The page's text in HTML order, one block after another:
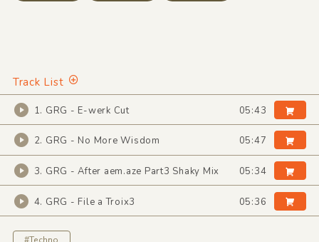
Track List
1. GRG - E-werk Cut 05:43
2. GRG - No More Wisdom 05:47
3. GRG - After aem.aze Part3 Shaky Mix 05:34
4. GRG - File a Troix3 05:36